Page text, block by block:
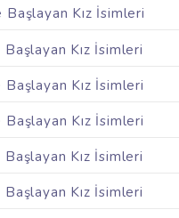
Kız İsimleri
Kız İsimleri
Kız İsimleri
Kız İsimleri
Kız İsimleri
Kız İsimleri